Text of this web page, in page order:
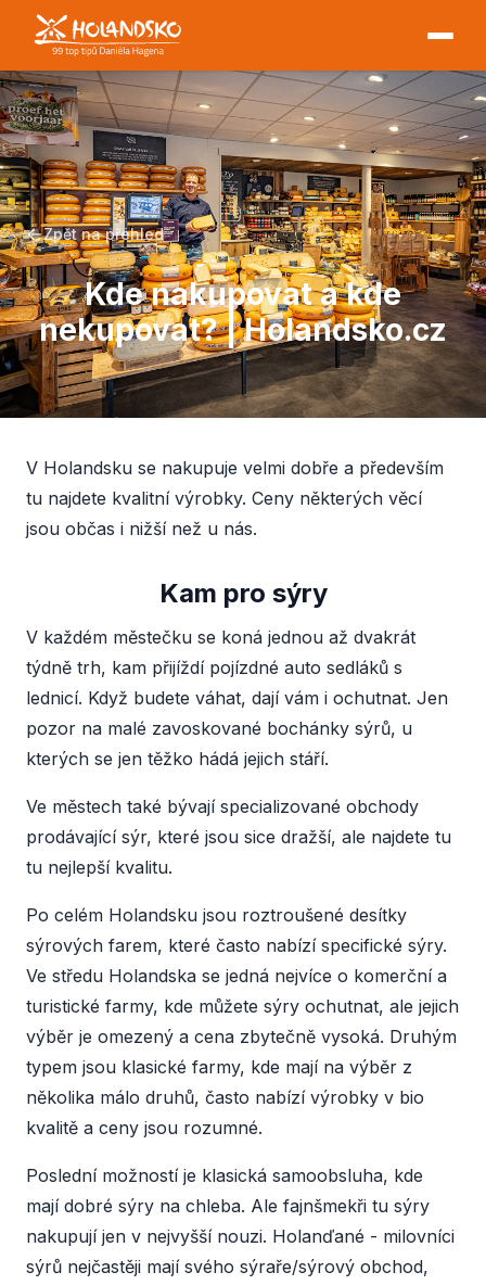
Zpět na přehled
Kde nakupovat a kde
nekupovat? | Holandsko.cz
V Holandsku se nakupuje velmi dobře a především
tu najdete kvalitní výrobky. Ceny některých věcí
jsou občas i nižší než u nás.
Kam pro sýry
V každém městečku se koná jednou až dvakrát
týdně trh, kam přijíždí pojízdné auto sedláků s
lednicí. Když budete váhat, dají vám i ochutnat. Jen
pozor na malé zavoskované bochánky sýrů, u
kterých se jen těžko hádá jejich stáří.
Ve městech také bývají specializované obchody
prodávající sýr, které jsou sice dražší, ale najdete tu
tu nejlepší kvalitu.
Po celém Holandsku jsou roztroušené desítky
sýrových farem, které často nabízí specifické sýry.
Ve středu Holandska se jedná nejvíce o komerční a
turistické farmy, kde můžete sýry ochutnat, ale jejich
výběr je omezený a cena zbytečně vysoká. Druhým
typem jsou klasické farmy, kde mají na výběr z
několika málo druhů, často nabízí výrobky v bio
kvalitě a ceny jsou rozumné.
Poslední možností je klasická samoobsluha, kde
mají dobré sýry na chleba. Ale fajnšmekři tu sýry
nakupují jen v nejvyšší nouzi. Holanďané - milovníci
sýrů nejčastěji mají svého sýraře/sýrový obchod,